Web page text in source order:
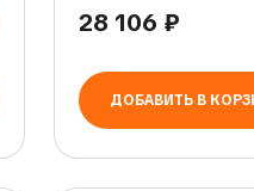
28 106 ₽
ДОБАВИТЬ В